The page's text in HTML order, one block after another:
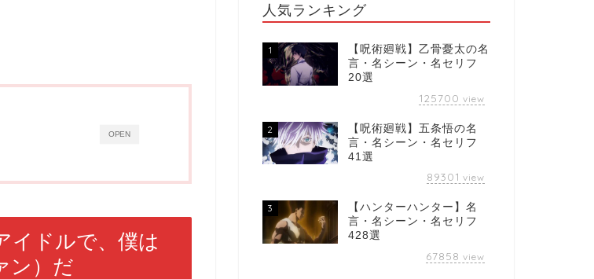
OPEN
イドルで、僕は
ン）だ
人気ランキング
1
【呪術廻戦】乙骨憂太の名
言・名シーン・名セリフ
20選
125700 view
2
【呪術廻戦】五条悟の名
言・名シーン・名セリフ
41選
89301 view
3
【ハンターハンター】名
言・名シーン・名セリフ
428選
67858 view